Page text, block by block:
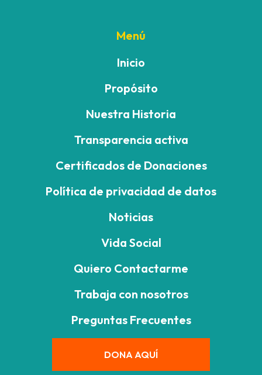
Menú
Inicio
Propósito
Nuestra Historia
Transparencia activa
Certificados de Donaciones
Política de privacidad de datos
Noticias
Vida Social
Quiero Contactarme
Trabaja con nosotros
Preguntas Frecuentes
DONA AQUÍ